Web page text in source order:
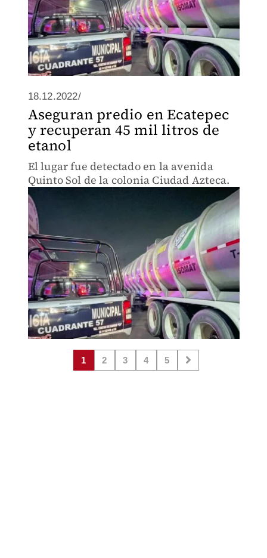
18.12.2022/
Aseguran predio en Ecatepec
y recuperan 45 mil litros de
etanol
El lugar fue detectado en la avenida
Quinto Sol de la colonia Ciudad Azteca.
1 2 3 4 5